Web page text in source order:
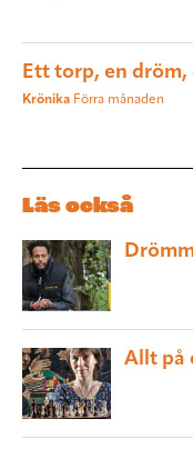
Ett torp, en dröm,
Krönika Förra månaden
Läs också
Allt på